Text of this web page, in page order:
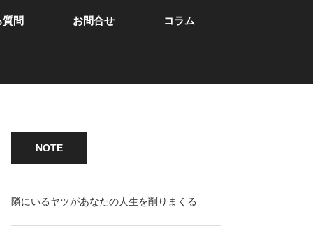
問 お問合せ コラム
NOTE
隣にいるヤツがあなたの人生を削りまくる